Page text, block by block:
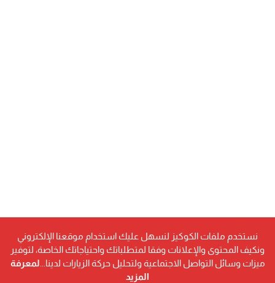
نستخدم ملفات الكوكيز لنسهل عليك استخدام موقعنا الإلكتروني
ونكيف المحتوى والإعلانات وفقا لمتطلباتك واحتياجاتك الخاصة، لتوفير
ميزات وسائل التواصل الاجتماعية ولتحليل حركة الزيارات لدينا... لمعرفة
المزيد